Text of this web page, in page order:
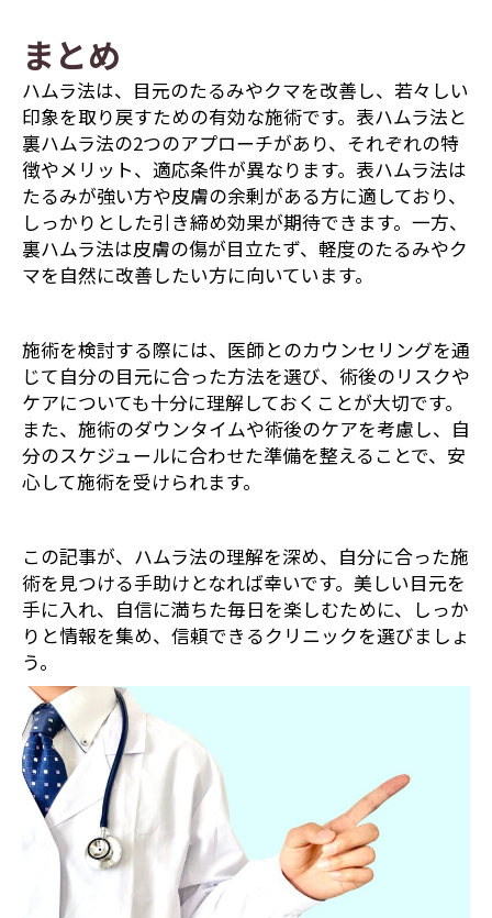
まとめ
ハムラ法は、目元のたるみやクマを改善し、若々しい
印象を取り戻すための有効な施術です。表ハムラ法と
裏ハムラ法の2つのアプローチがあり、それぞれの特
徴やメリット、適応条件が異なります。表ハムラ法は
たるみが強い方や皮膚の余剰がある方に適しており、
しっかりとした引き締め効果が期待できます。一方、
裏ハムラ法は皮膚の傷が目立たず、軽度のたるみやク
マを自然に改善したい方に向いています。
施術を検討する際には、医師とのカウンセリングを通
じて自分の目元に合った方法を選び、術後のリスクや
ケアについても十分に理解しておくことが大切です。
また、施術のダウンタイムや術後のケアを考慮し、自
分のスケジュールに合わせた準備を整えることで、安
心して施術を受けられます。
この記事が、ハムラ法の理解を深め、自分に合った施
術を見つける手助けとなれば幸いです。美しい目元を
手に入れ、自信に満ちた毎日を楽しむために、しっか
りと情報を集め、信頼できるクリニックを選びましょ
う。